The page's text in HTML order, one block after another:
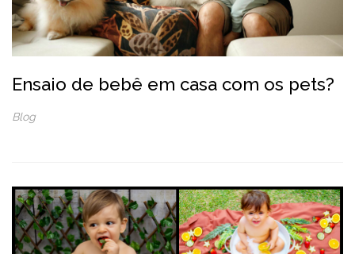
Ensaio de bebê em casa com os pets?
Blog